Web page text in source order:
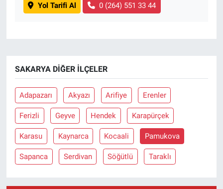
Yol Tarifi Al 0 (264) 551 33 44
SAKARYA DIĞER İLÇELER
Adapazarı Akyazı Arifiye Erenler
Ferizli Geyve Hendek Karapürçek
Karasu Kaynarca Kocaali Pamukova
Sapanca Serdivan Söğütlü Taraklı